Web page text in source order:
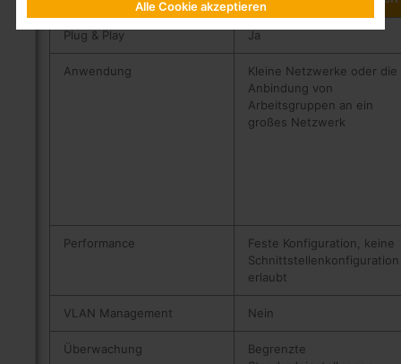
Plug & Play Ja
Anwendung
Kleine Netzwerke oder die
Anbindung von
Arbeitsgruppen an ein
großes Netzwerk
Performance
Feste Konfiguration, keine
Schnittstellenkonfiguration
erlaubt
VLAN Management Nein
Überwachung
Begrenzte
Alle Cookie akzeptieren